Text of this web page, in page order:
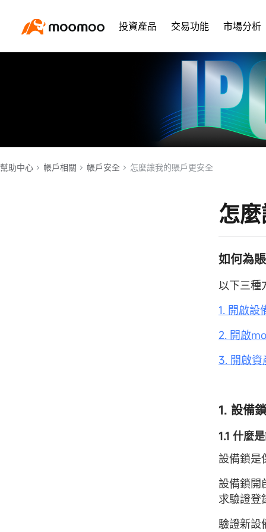
投資產品 交易功能 市場分析
幫助中心 帳戶相關 帳戶安全 怎麼讓我的賬戶更安全
怎
如何為
以下三種
1. 開啟設
2. 開啟
3. 開啟
1. 設備鎖
1.1 什麼
設備鎖是
設備鎖開
求驗證登
驗證新設